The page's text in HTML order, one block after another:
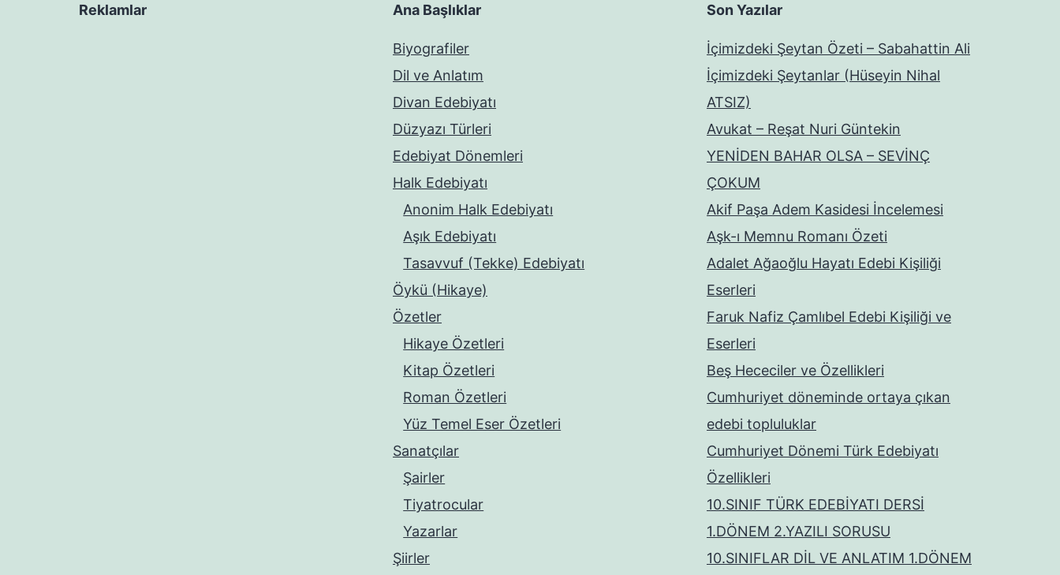
Reklamlar Ana Başlıklar
Biyografiler
Dil ve Anlatım
Divan Edebiyatı
Düzyazı Türleri
Edebiyat Dönemleri
Halk Edebiyatı
Anonim Halk Edebiyatı
Aşık Edebiyatı
Tasavvuf (Tekke) Edebiyatı
Öykü (Hikaye)
Özetler
Hikaye Özetleri
Kitap Özetleri
Roman Özetleri
Yüz Temel Eser Özetleri
Sanatçılar
Şairler
Tiyatrocular
Yazarlar
Şiirler
Son Yazılar
İçimizdeki Şeytan Özeti – Sabahattin Ali
İçimizdeki Şeytanlar (Hüseyin Nihal
ATSIZ)
Avukat – Reşat Nuri Güntekin
YENİDEN BAHAR OLSA – SEVİNÇ
ÇOKUM
Akif Paşa Adem Kasidesi İncelemesi
Aşk-ı Memnu Romanı Özeti
Adalet Ağaoğlu Hayatı Edebi Kişiliği
Eserleri
Faruk Nafiz Çamlıbel Edebi Kişiliği ve
Eserleri
Beş Hececiler ve Özellikleri
Cumhuriyet döneminde ortaya çıkan
edebi topluluklar
Cumhuriyet Dönemi Türk Edebiyatı
Özellikleri
10.SINIF TÜRK EDEBİYATI DERSİ
1.DÖNEM 2.YAZILI SORUSU
10.SINIFLAR DİL VE ANLATIM 1.DÖNEM